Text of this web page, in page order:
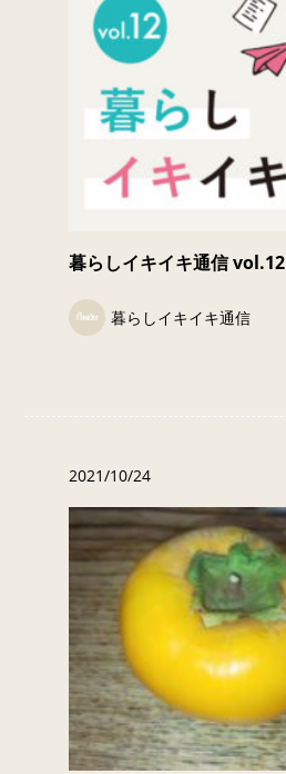
暮らしイキイキ通信 vol.12
暮らしイキイキ通信
2021/10/24